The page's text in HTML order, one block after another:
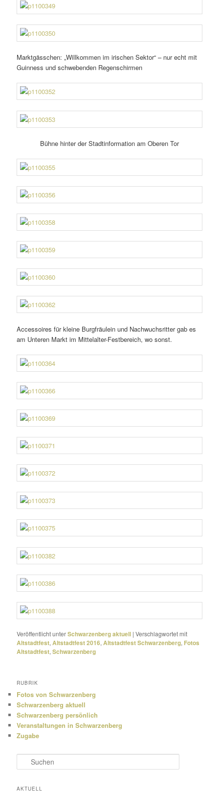
Marktgässchen: „Willkommen im irischen Sektor“ – nur echt mit
Guinness und schwe­benden Regenschirmen
Bühne hinter der Stadtinformation am Oberen Tor
Accessoires für kleine Burgfräulein und Nachwuchsritter gab es
am Unteren Markt im Mittelalter-Festbereich, wo sonst.
Veröffentlicht unterSchwarzenberg aktuell |Verschlagwortet mit
Altstadtfest,Altstadtfest 2016,Altstadtfest Schwarzenberg, Fotos
Altstadtfest,Schwarzenberg
RUBRIK
Fotos von Schwarzenberg
Schwarzenberg aktuell
Schwarzenberg persönlich
Veranstaltungen in Schwarzenberg
Zugabe
u
h
AKTUELL